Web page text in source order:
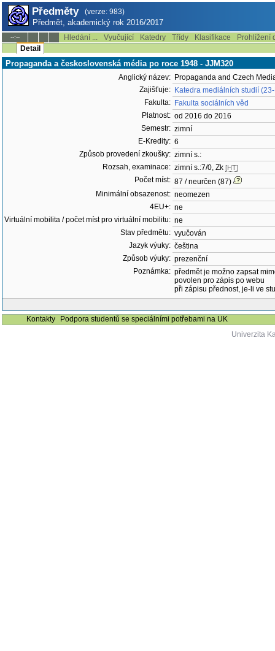
Předměty (verze: 983)
Předmět, akademický rok 2016/2017
--:-- Hledání ... Vyučující Katedry Třídy Klasifikace
Prohlížení
Detail
Propaganda a československá média po roce 1948 - JJM320
Anglický název: Propaganda and Czech
Zajišťuje: Katedra mediálních studií
Fakulta: Fakulta sociálních věd
Platnost: od 2016 do 2016
Semestr: zimní
E-Kredity: 6
Způsob provedení zkoušky: zimní s.:
Rozsah, examinace: zimní s.:7/0, Zk [HT]
Počet míst: 87 / neurčen (87)
Minimální obsazenost: neomezen
4EU+: ne
Virtuální mobilita / počet míst pro virtuální mobilitu: ne
Stav předmětu: vyučován
Jazyk výuky: čeština
Způsob výuky: prezenční
Poznámka: předmět je možno zapsat
povolen pro zápis po webu
při zápisu přednost, je-li ve
Kontakty
Podpora studentů se speciálními potřebami na UK
Univerzita